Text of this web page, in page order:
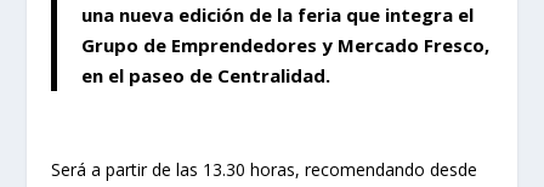
una nueva edición de la feria que integra el
Grupo de Emprendedores y Mercado Fresco,
en el paseo de Centralidad.
Será a partir de las 13.30 horas, recomendando desde